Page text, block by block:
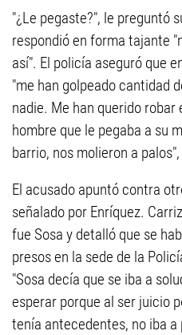
"¿Le pegaste?", le preguntó
respondió en forma tajante
así". El policía aseguró que
"me han golpeado cantidad
nadie. Me han querido robar
hombre que le pegaba a su
barrio, nos molieron a
El acusado apuntó contra
señalado por Enríquez.
fue Sosa y detalló que se
presos en la sede de la
"Sosa decía que se iba a
esperar porque al ser juicio
tenía antecedentes, no iba a